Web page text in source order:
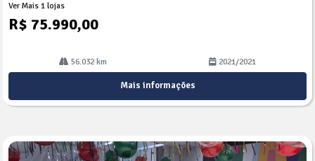
Ver Mais 1 lojas
R$ 75.990,00
56.032 km 2021/2021
Mais informações